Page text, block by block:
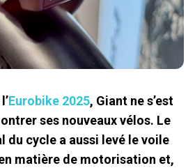
Eurobike 2025, Giant ne s’est
ses nouveaux vélos. Le
du cycle a aussi levé le voile
matière de motorisation et,